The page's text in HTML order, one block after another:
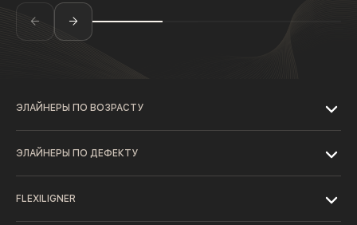
ЭЛАЙНЕРЫ ПО ВОЗРАСТУ
ЭЛАЙНЕРЫ ПО ДЕФЕКТУ
FLEXILIGNER